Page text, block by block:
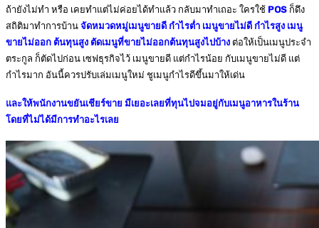
ถ้ายังไม่ทำ หรือ เคยทำแต่ไม่ค่อยได้ทำแล้ว กลับมาทำเถอะ ใครใช้ POS ก็ดึง
สถิติมาทำการบ้าน จัดหมวดหมู่เมนูขายดี กำไรต่ำ เมนูขายไม่ดี กำไรสูง เมนู
ขายไม่ออก ต้นทุนสูง ตัดเมนูที่ขายไม่ออกต้นทุนสูงไปบ้าง ต่อให้เป็นเมนูประจำ
ตระกูล ก็ตัดไปก่อน เซฟธุรกิจไว้ เมนูขายดี แต่กำไรน้อย กับเมนูขายไม่ดี แต่
กำไรมาก อันนี้ควรปรับเล่มเมนูใหม่ ชูเมนูกำไรดีขึ้นมาให้เด่น
และให้พนักงานขยันเชียร์ขาย มีเยอะเลยที่ทุนไปจมอยู่กับเมนูอาหารในร้าน
โดยที่ไม่ได้มีการทำอะไรเลย